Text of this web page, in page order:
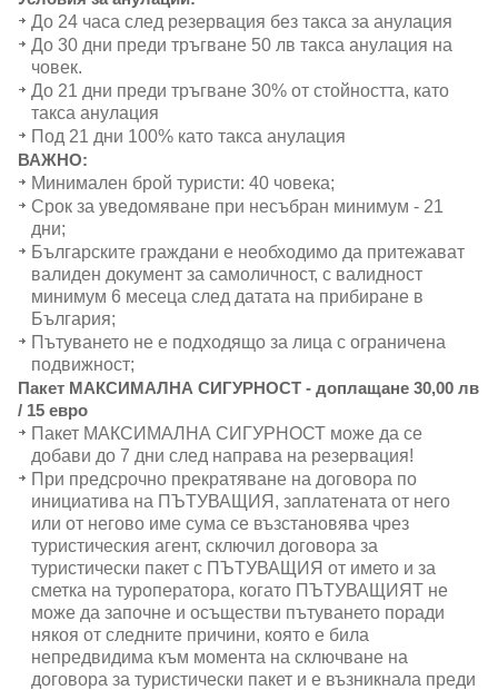
До 24 часа след резервация без такса за анулация
До 30 дни преди тръгване 50 лв такса анулация на
човек.
До 21 дни преди тръгване 30% от стойността, като
такса анулация
Под 21 дни 100% като такса анулация
ВАЖНО:
Минимален брой туристи: 40 човека;
Срок за уведомяване при несъбран минимум - 21
дни;
Българските граждани е необходимо да притежават
валиден документ за самоличност, с валидност
минимум 6 месеца след датата на прибиране в
България;
Пътуването не е подходящо за лица с ограничена
подвижност;
Пакет МАКСИМАЛНА СИГУРНОСТ - доплащане 30,00 лв
/ 15 евро
Пакет МАКСИМАЛНА СИГУРНОСТ може да се
добави до 7 дни след направа на резервация!
При предсрочно прекратяване на договора по
инициатива на ПЪТУВАЩИЯ, заплатената от него
или от негово име сума се възстановява чрез
туристическия агент, сключил договора за
туристически пакет с ПЪТУВАЩИЯ от името и за
сметка на туроператора, когато ПЪТУВАЩИЯТ не
може да започне и осъществи пътуването поради
някоя от следните причини, която е била
непредвидима към момента на сключване на
договора за туристически пакет и е възникнала преди